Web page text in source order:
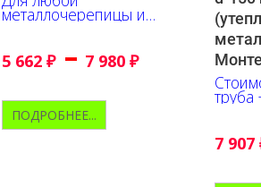
металлочерепицы и
профнастила
5 662 ₽ – 7 980 ₽
ПОДРОБНЕЕ...
труба
7 907